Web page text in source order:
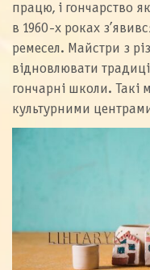
працю, і гончарство
в 1960-х роках
ремесел. Майстри з
відновлювати
гончарні школи. Такі
культурними